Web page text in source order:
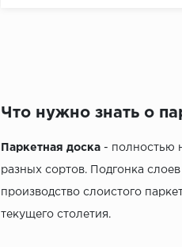
Что нужно знать о
Паркетная доска - полностью
разных сортов. Подгонка
производство слоистого
текущего столетия.